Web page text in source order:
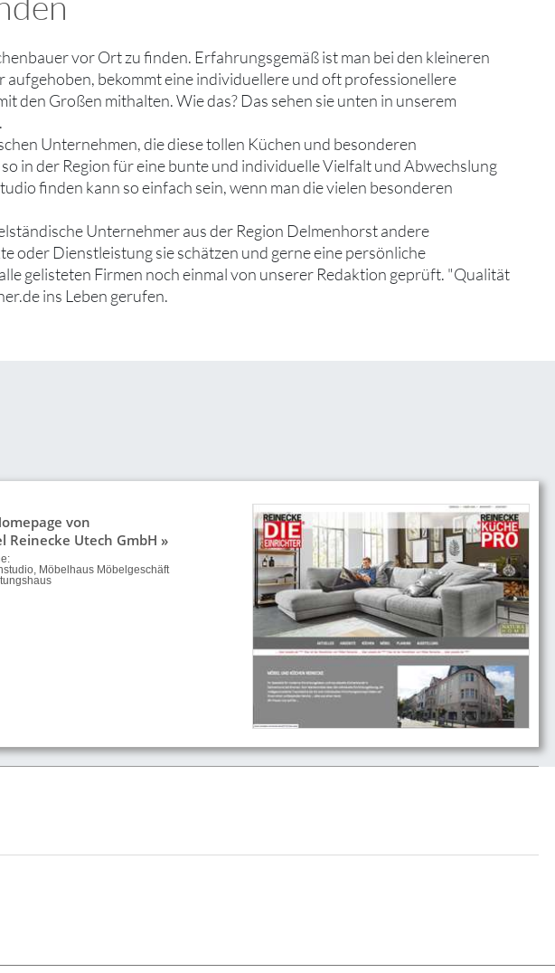
vor Ort zu finden. Erfahrungsgemäß ist man bei den kleineren
bekommt eine individuellere und oft professionellere
den Großen mithalten. Wie das? Das sehen sie unten in unserem
Unternehmen, die diese tollen Küchen und besonderen
in der Region für eine bunte und individuelle Vielfalt und Abwechslung
finden kann so einfach sein, wenn man die vielen besonderen
Unternehmer aus der Region Delmenhorst andere
oder Dienstleistung sie schätzen und gerne eine persönliche
gelisteten Firmen noch einmal von unserer Redaktion geprüft. "Qualität
ins Leben gerufen.
von
Reinecke Utech GmbH »
Möbelhaus Möbelgeschäft